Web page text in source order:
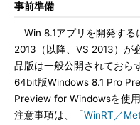
事前準備
Win 8.1アプリを開発する
2013（以降、VS 2013）が
品版は一般公開されておら
64bit版Windows 8.1 Pro
Preview for Windowsを使
注意事項は、「WinRT／